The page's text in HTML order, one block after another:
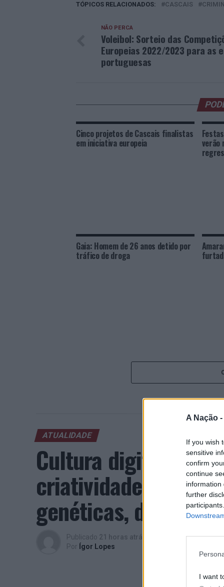
A Nação -
If you wish
sensitive
confirm
continue
information
further
I want
TÓPICOS RELACIONADOS: CASCAIS
NÃO PERCA
Voleibol: Sorteio das
Europeias 2022/2023 para as
portuguesas
Cinco projetos de Cascais finalistas
em iniciativa europeia verão
Gaia: Homem de 26 anos detido por
tráfico de droga
ATUALIDADE
Cultura digital pode
criatividade antes
genéticas, diz
Publicado 21 horas atrás
08/08/2026
Por Ígor Lopes